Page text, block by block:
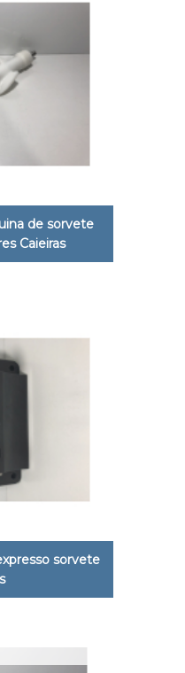
de sorvete
Caieiras
sorvete